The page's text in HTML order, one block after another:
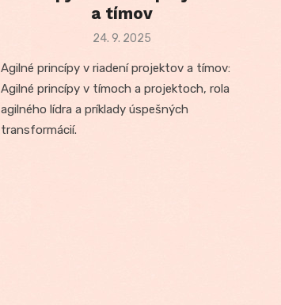
a tímov
Posted
24. 9. 2025
Agilné princípy v riadení projektov a tímov:
Agilné princípy v tímoch a projektoch, rola
agilného lídra a príklady úspešných
transformácií.